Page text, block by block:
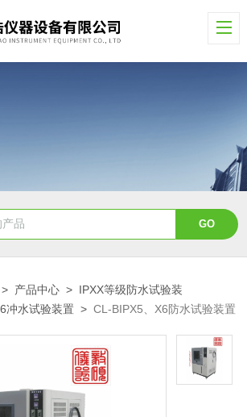
> 产品中心 > IPXX等级防水试验装
冲水试验装置 >CL-BIPX5、X6防水试验装置